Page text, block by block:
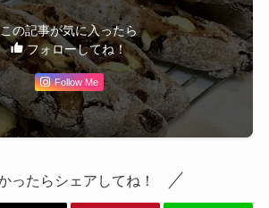
この記事が気に入ったら
フォローしてね！
Follow Me
ったらシェアしてね！